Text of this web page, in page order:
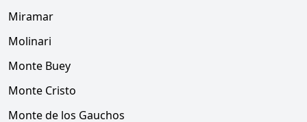
Miramar
Molinari
Monte Buey
Monte Cristo
Monte de los Gauchos